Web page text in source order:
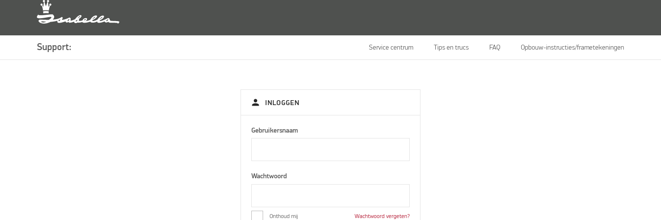
Support: Service centrum Tips en trucs FAQ Opbouw-instructies/frametekeningen
person INLOGGEN
Gebruikersnaam
Wachtwoord
Onthoud mij Wachtwoord vergeten?